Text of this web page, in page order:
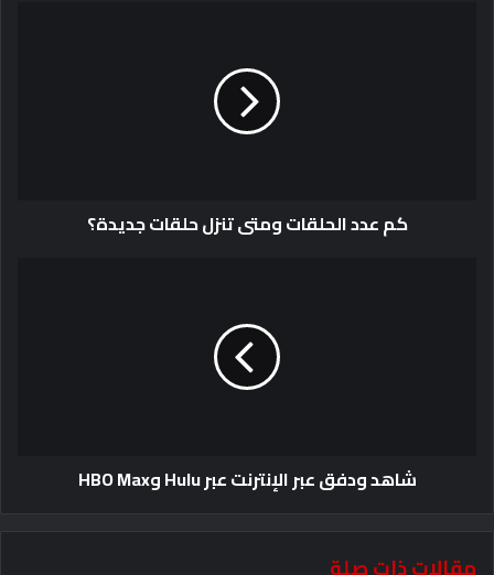
كم عدد الحلقات ومتى تنزل حلقات جديدة؟
شاهد ودفق عبر الإنترنت عبر Hulu وHBO Max
مقالات ذات صلة